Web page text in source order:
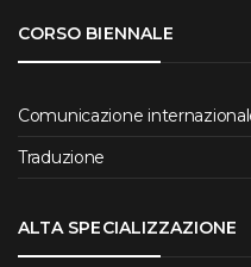
CORSO BIENNALE
Comunicazione
Traduzione
ALTA SPECIALIZZAZIONE